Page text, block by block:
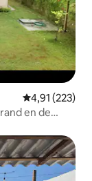
Gemiddelde
4,91 (223)
en de